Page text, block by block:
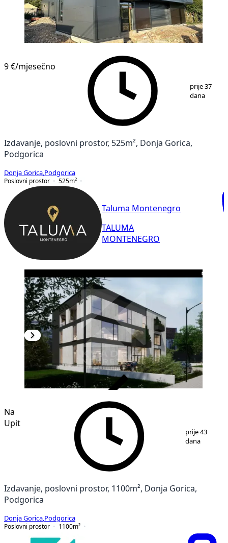
9 €/mjesečno
prije 37
dana
Izdavanje, poslovni prostor, 525m², Donja Gorica,
Podgorica
Donja Gorica Podgorica
Poslovni prostor
525m²
Taluma Montenegro
TALUMA
MONTENEGRO
13
Na
Upit
prije 43
dana
Izdavanje, poslovni prostor, 1100m², Donja Gorica,
Podgorica
Donja Gorica Podgorica
Poslovni prostor
1100m²